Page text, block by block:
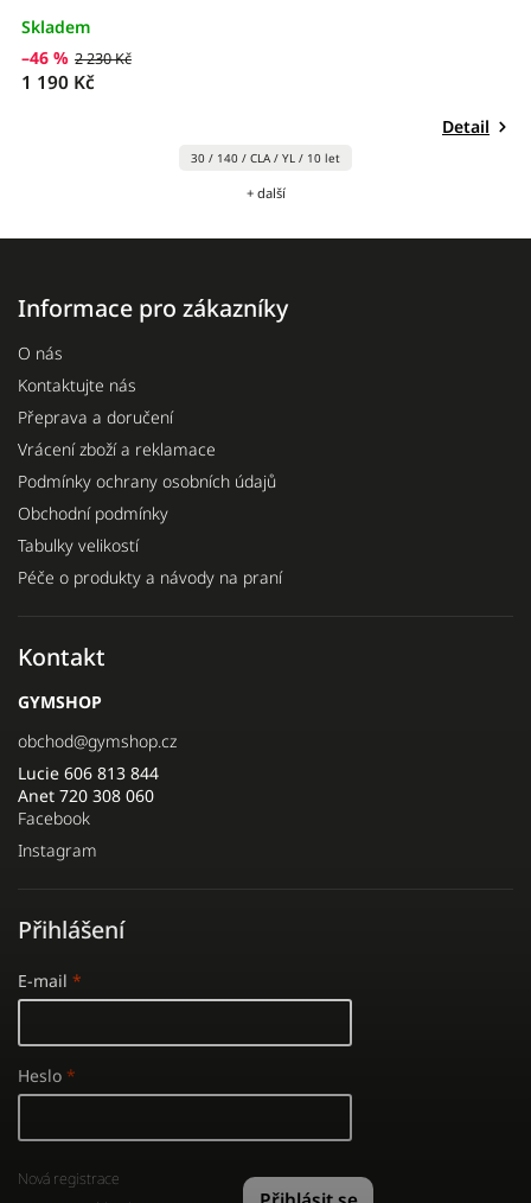
Skladem
–46 % 2 230 Kč
1 190 Kč
Detail
30 / 140 / CLA / YL / 10 let
+ další
Informace pro zákazníky
O nás
Kontaktujte nás
Přeprava a doručení
Vrácení zboží a reklamace
Podmínky ochrany osobních údajů
Obchodní podmínky
Tabulky velikostí
Péče o produkty a návody na praní
Kontakt
GYMSHOP
obchod@gymshop.cz
Lucie 606 813 844
Anet 720 308 060
Facebook
Instagram
Přihlášení
E-mail
Heslo
Nová registrace